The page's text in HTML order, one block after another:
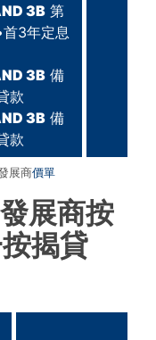
3B 第
3年定息
3B 備
款
3B 備
款
展商價單
發展商按
揭貸